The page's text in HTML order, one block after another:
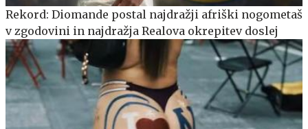
Rekord: Diomande postal najdražji afriški nogometaš
v zgodovini in najdražja Realova okrepitev doslej